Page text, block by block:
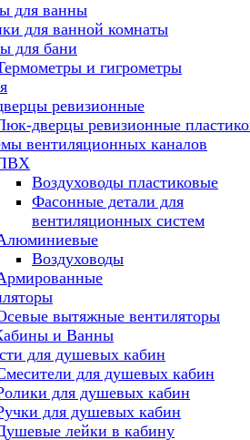
для ванны
для ванной комнаты
для бани
и гигрометры
ревизионные
дверцы ревизионные
вентиляционных каналов
Воздуховоды пластиковые
Фасонные детали для
вентиляционных систем
Воздуховоды
вытяжные вентиляторы
и Ванны
для душевых кабин
для душевых кабин
для душевых кабин
для душевых кабин
лейки в кабину